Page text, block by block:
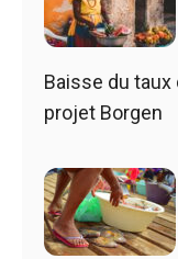
Baisse du
projet Borgen